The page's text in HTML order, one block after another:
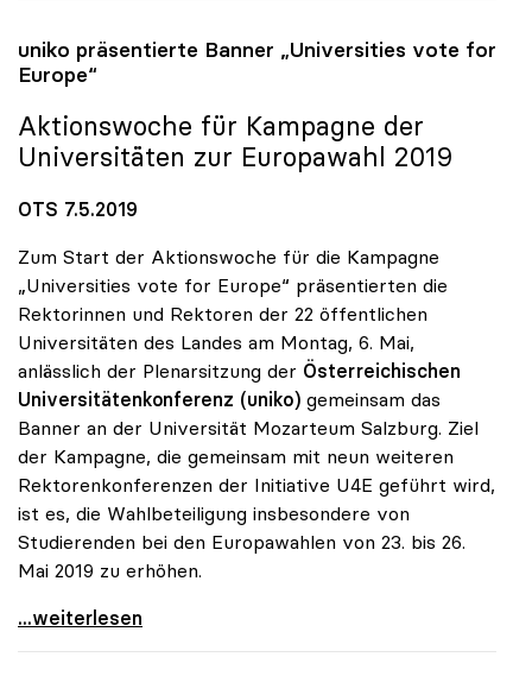
uniko präsentierte Banner „Universities vote for
Europe“
Aktionswoche für Kampagne der
Universitäten zur Europawahl 2019
OTS 7.5.2019
Zum Start der Aktionswoche für die Kampagne
„Universities vote for Europe“ präsentierten die
Rektorinnen und Rektoren der 22 öffentlichen
Universitäten des Landes am Montag, 6. Mai,
anlässlich der Plenarsitzung der Österreichischen
Universitätenkonferenz (uniko) gemeinsam das
Banner an der Universität Mozarteum Salzburg. Ziel
der Kampagne, die gemeinsam mit neun weiteren
Rektorenkonferenzen der Initiative U4E geführt wird,
ist es, die Wahlbeteiligung insbesondere von
Studierenden bei den Europawahlen von 23. bis 26.
Mai 2019 zu erhöhen.
uniko präsentierte Banner „Universities vote for
...weiterlesen